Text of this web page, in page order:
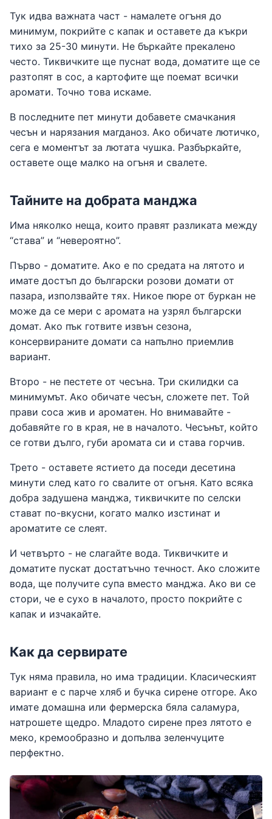
Тук идва важната част - намалете огъня до
минимум, покрийте с капак и оставете да къкри
тихо за 25-30 минути. Не бъркайте прекалено
често. Тиквичките ще пуснат вода, доматите ще се
разтопят в сос, а картофите ще поемат всички
аромати. Точно това искаме.
В последните пет минути добавете смачкания
чесън и нарязания магданоз. Ако обичате лютичко,
сега е моментът за лютата чушка. Разбъркайте,
оставете още малко на огъня и свалете.
Тайните на добрата манджа
Има няколко неща, които правят разликата между
“става” и “невероятно”.
Първо - доматите. Ако е по средата на лятото и
имате достъп до български розови домати от
пазара, използвайте тях. Никое пюре от буркан не
може да се мери с аромата на узрял български
домат. Ако пък готвите извън сезона,
консервираните домати са напълно приемлив
вариант.
Второ - не пестете от чесъна. Три скилидки са
минимумът. Ако обичате чесън, сложете пет. Той
прави соса жив и ароматен. Но внимавайте -
добавяйте го в края, не в началото. Чесънът, който
се готви дълго, губи аромата си и става горчив.
Трето - оставете ястието да поседи десетина
минути след като го свалите от огъня. Като всяка
добра задушена манджа, тиквичките по селски
стават по-вкусни, когато малко изстинат и
ароматите се слеят.
И четвърто - не слагайте вода. Тиквичките и
доматите пускат достатъчно течност. Ако сложите
вода, ще получите супа вместо манджа. Ако ви се
стори, че е сухо в началото, просто покрийте с
капак и изчакайте.
Как да сервирате
Тук няма правила, но има традиции. Класическият
вариант е с парче хляб и бучка сирене отгоре. Ако
имате домашна или фермерска бяла саламура,
натрошете щедро. Младото сирене през лятото е
меко, кремообразно и допълва зеленчуците
перфектно.